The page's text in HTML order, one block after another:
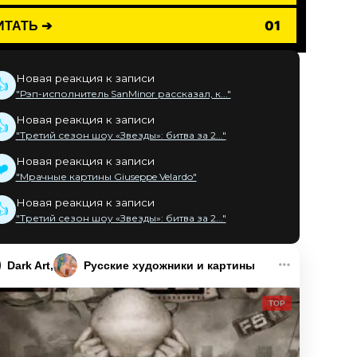
➔ 01
Новая реакция к записи
"Рэп-исполнитель SanMinor рассказал, к..."
Новая реакция к записи
"Третий сезон шоу «Звезды»: битва за 2..."
Новая реакция к записи
"Мрачные картины Giuseppe Velardo"
Новая реакция к записи
"Третий сезон шоу «Звезды»: битва за 2..."
Dark Art Русские художники и картины
TOP